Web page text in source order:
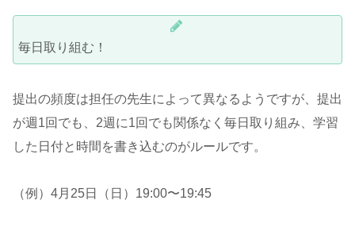
毎日取り組む！
提出の頻度は担任の先生によって異なるようですが、提出
が週1回でも、2週に1回でも関係なく毎日取り組み、学習
した日付と時間を書き込むのがルールです。
（例）4月25日（日）19:00〜19:45